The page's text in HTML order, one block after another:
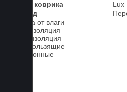
Класс коврика
Lux
2-й ряд
Защита от влаги
Шумоизоляция
Теплоизоляция
Антискользящие
Всесезонные